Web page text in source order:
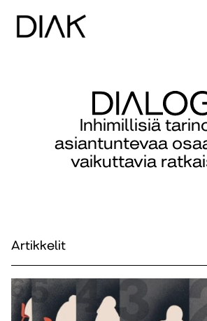
Inhimillisiä
asiantuntevaa
vaikuttavia
Artikkelit